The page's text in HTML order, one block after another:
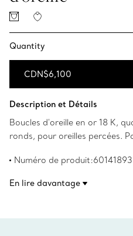
Quantity
CDN$6,100
Description et Détails
Boucles d'oreille en or 18 K,
ronds, pour oreilles percées.
par Elsa Peretti(MD).
Numéro de produit:60141893
En lire davantage